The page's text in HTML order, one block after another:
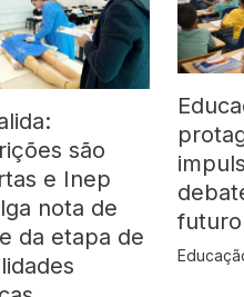
são
e Inep
nota de
da etapa de
futuro